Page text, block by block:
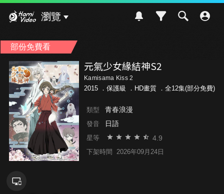
瀏覽
部份免費看
元氣少女緣結神S2
Kamisama Kiss 2
2015 ． 保護級 ．HD畫質 ．全12集(部分免費)
類型 青春浪漫
發音 日語
星等 4.9
下架時間 2026年09月24日